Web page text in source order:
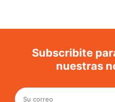
Subscribite
nuestras